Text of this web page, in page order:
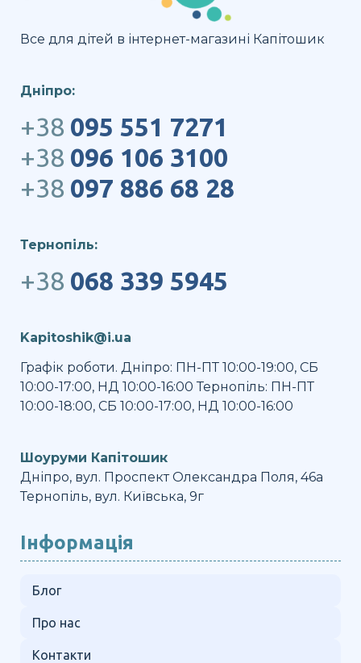
Все для дітей в інтернет-магазині Капітошик
Дніпро:
+38 095 551 7271
+38 096 106 3100
+38 097 886 68 28
Тернопіль:
+38 068 339 5945
Kapitoshik@i.ua
Графік роботи. Дніпро: ПН-ПТ 10:00-19:00, СБ
10:00-17:00, НД 10:00-16:00 Тернопіль: ПН-ПТ
10:00-18:00, СБ 10:00-17:00, НД 10:00-16:00
Шоуруми Капітошик
Дніпро, вул. Проспект Олександра Поля, 46а
Тернопіль, вул. Київська, 9г
Інформація
Блог
Про нас
Контакти